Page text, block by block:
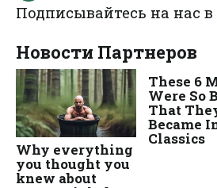
Подписывайтесь на нас в